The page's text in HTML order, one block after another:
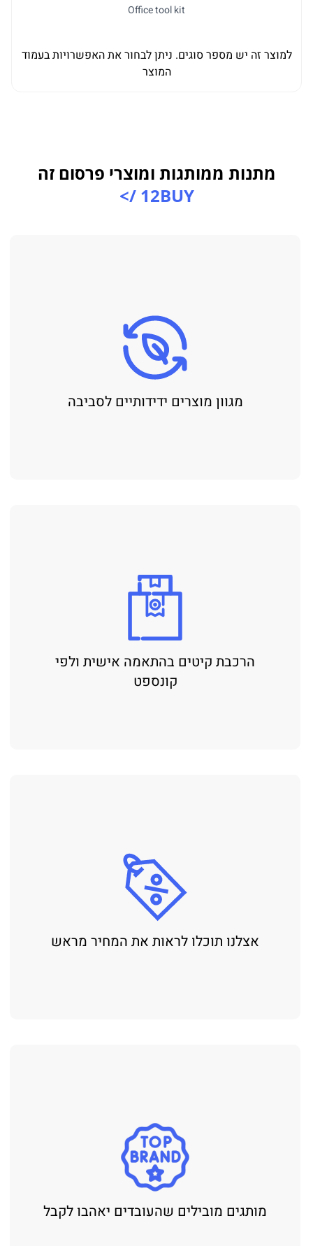
Office tool kit
למוצר זה יש מספר סוגים. ניתן לבחור את האפשרויות בעמוד
המוצר
מתנות ממותגות ומוצרי פרסום זה
12BUY />
מגוון מוצרים ידידותיים לסביבה
הרכבת קיטים בהתאמה אישית ולפי
קונספט
אצלנו תוכלו לראות את המחיר מראש
מותגים מובילים שהעובדים יאהבו לקבל